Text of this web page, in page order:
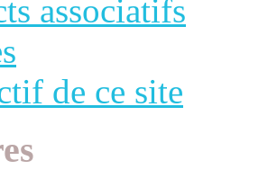
associatifs
de ce site